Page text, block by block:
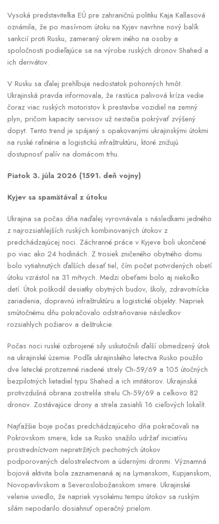
Vysoká predstaviteľka EÚ pre zahraničnú politiku Kaja Kallasová
oznámila, že po masívnom útoku na Kyjev navrhne nový balík
sankcií proti Rusku, zameraný okrem iného na osoby a
spoločnosti podieľajúce sa na výrobe ruských dronov Shahed a
ich derivátov.
V Rusku sa ďalej prehlbuje nedostatok pohonných hmôt.
Ukrajinská pravda informovala, že rastúca palivová kríza vedie
čoraz viac ruských motoristov k prestavbe vozidiel na zemný
plyn, pričom kapacity servisov už nestačia pokrývať zvýšený
dopyt. Tento trend je spájaný s opakovanými ukrajinskými útokmi
na ruské rafinérie a logistickú infraštruktúru, ktoré znižujú
dostupnosť palív na domácom trhu.
Piatok 3. júla 2026 (1591. deň vojny)
Kyjev sa spamätával z útoku
Ukrajina sa počas dňa naďalej vyrovnávala s následkami jedného
z najrozsiahlejších ruských kombinovaných útokov z
predchádzajúcej noci. Záchranné práce v Kyjeve boli ukončené
po viac ako 24 hodinách. Z trosiek zničeného obytného domu
bolo vytiahnutých ďalších desať tiel, čím počet potvrdených obetí
útoku vzrástol na 31 mŕtvych. Medzi obeťami bolo aj niekoľko
detí. Útok poškodil desiatky obytných budov, školy, zdravotnícke
zariadenia, dopravnú infraštruktúru a logistické objekty. Napriek
smútočnému dňu pokračovalo odstraňovanie následkov
rozsiahlych požiarov a deštrukcie.
Počas noci ruské ozbrojené sily uskutočnili ďalší obmedzený útok
na ukrajinské územie. Podľa ukrajinského letectva Rusko použilo
dve letecké protizemné riadené strely Ch-59/69 a 105 útočných
bezpilotných lietadiel typu Shahed a ich imitátorov. Ukrajinská
protivzdušná obrana zostrelila strelu Ch-59/69 a celkovo 82
dronov. Zostávajúce drony a strela zasiahli 16 cieľových lokalít.
Najťažšie boje počas predchádzajúceho dňa pokračovali na
Pokrovskom smere, kde sa Rusko snažilo udržať iniciatívu
prostredníctvom nepretržitých pechotných útokov
podporovaných delostrelectvom a údernými dronmi. Významná
bojová aktivita bola zaznamenaná aj na Lymanskom, Kupjanskom,
Novopavlivskom a Severoslobožanskom smere. Ukrajinské
velenie uviedlo, že napriek vysokému tempu útokov sa ruským
silám nepodarilo dosiahnuť operačný prielom.